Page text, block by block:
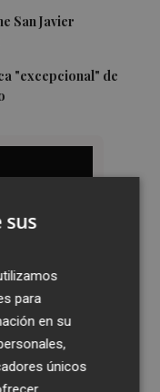
San Javier
"excepcional" de
sus
para
en su
únicos